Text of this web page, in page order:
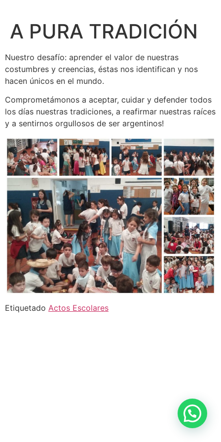
A PURA TRADICIÓN
Nuestro desafío: aprender el valor de nuestras
costumbres y creencias, éstas nos identifican y nos
hacen únicos en el mundo.
Comprometámonos a aceptar, cuidar y defender todos
los días nuestras tradiciones, a reafirmar nuestras raíces
y a sentirnos orgullosos de ser argentinos!
Etiquetado Actos Escolares